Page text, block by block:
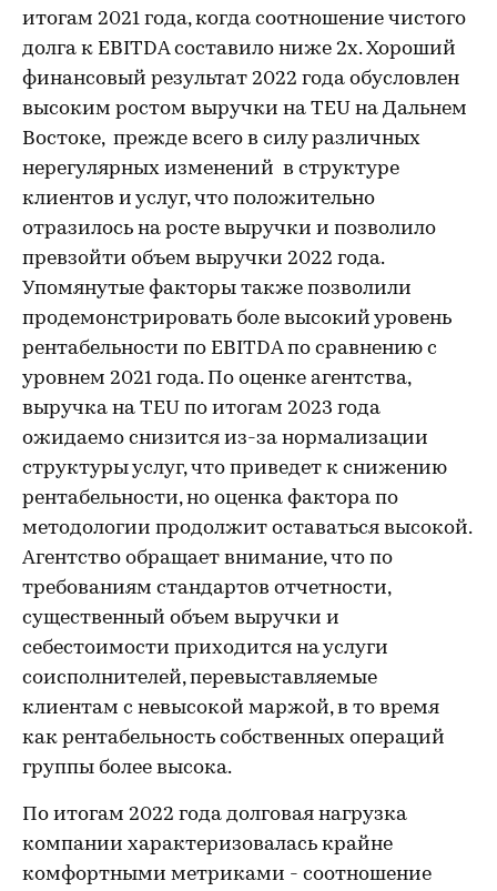
итогам 2021 года, когда соотношение чистого
долга к EBITDA составило ниже 2х. Хороший
финансовый результат 2022 года обусловлен
высоким ростом выручки на TEU на Дальнем
Востоке, прежде всего в силу различных
нерегулярных изменений в структуре
клиентов и услуг, что положительно
отразилось на росте выручки и позволило
превзойти объем выручки 2022 года.
Упомянутые факторы также позволили
продемонстрировать боле высокий уровень
рентабельности по EBITDA по сравнению с
уровнем 2021 года. По оценке агентства,
выручка на TEU по итогам 2023 года
ожидаемо снизится из-за нормализации
структуры услуг, что приведет к снижению
рентабельности, но оценка фактора по
методологии продолжит оставаться высокой.
Агентство обращает внимание, что по
требованиям стандартов отчетности,
существенный объем выручки и
себестоимости приходится на услуги
соисполнителей, перевыставляемые
клиентам с невысокой маржой, в то время
как рентабельность собственных операций
группы более высока.
По итогам 2022 года долговая нагрузка
компании характеризовалась крайне
комфортными метриками - соотношение